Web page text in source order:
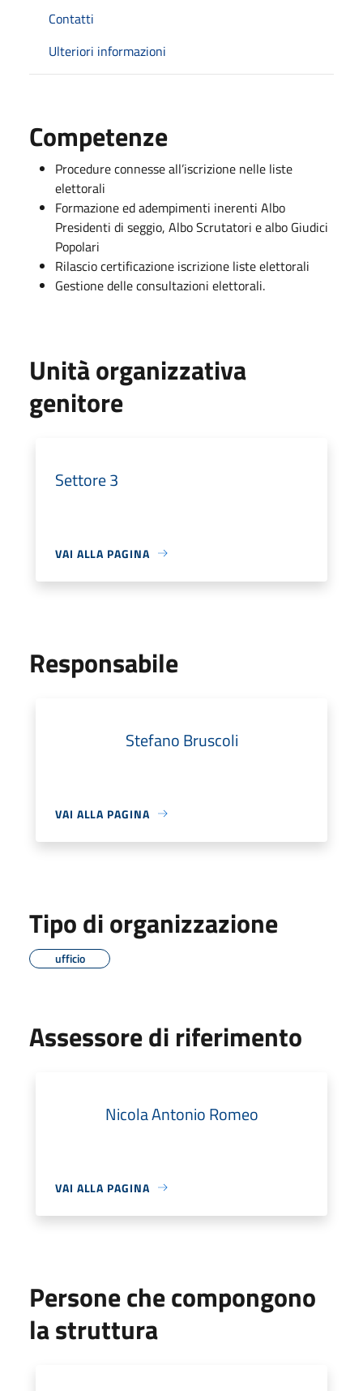
Contatti
Ulteriori informazioni
Competenze
Procedure connesse all’iscrizione nelle liste
elettorali
Formazione ed adempimenti inerenti Albo
Presidenti di seggio, Albo Scrutatori e albo Giudici
Popolari
Rilascio certificazione iscrizione liste elettorali
Gestione delle consultazioni elettorali.
Unità organizzativa
genitore
Settore 3
VAI ALLA PAGINA
Responsabile
Stefano Bruscoli
VAI ALLA PAGINA
Tipo di organizzazione
ufficio
Assessore di riferimento
Nicola Antonio Romeo
VAI ALLA PAGINA
Persone che compongono
la struttura